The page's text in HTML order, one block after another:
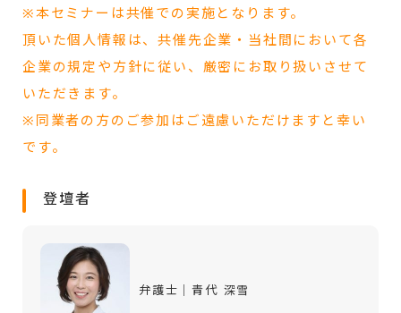
※本セミナーは共催での実施となります。
頂いた個人情報は、共催先企業・当社間において各
企業の規定や方針に従い、厳密にお取り扱いさせて
いただきます。
※同業者の方のご参加はご遠慮いただけますと幸い
です。
登壇者
弁護士│青代 深雪